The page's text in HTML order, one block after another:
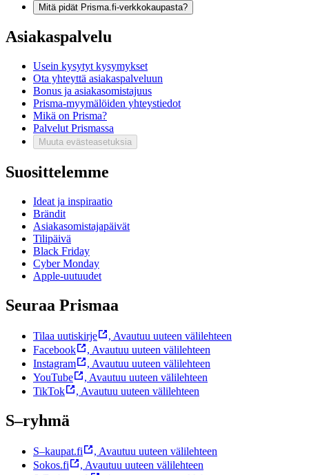
Mitä pidät Prisma.fi-verkkokaupasta?
Asiakaspalvelu
Usein kysytyt kysymykset
Ota yhteyttä asiakaspalveluun
Bonus ja asiakasomistajuus
Prisma-myymälöiden yhteystiedot
Mikä on Prisma?
Palvelut Prismassa
Muuta evästeasetuksia
Suosittelemme
Ideat ja inspiraatio
Brändit
Asiakasomistajapäivät
Tilipäivä
Black Friday
Cyber Monday
Apple-uutuudet
Seuraa Prismaa
Tilaa uutiskirje , Avautuu uuteen välilehteen
Facebook
, Avautuu uuteen välilehteen
Instagram
, Avautuu uuteen välilehteen
YouTube
, Avautuu uuteen välilehteen
TikTok
, Avautuu uuteen välilehteen
S–ryhmä
S–kaupat.fi , Avautuu uuteen välilehteen
Sokos.fi
, Avautuu uuteen välilehteen